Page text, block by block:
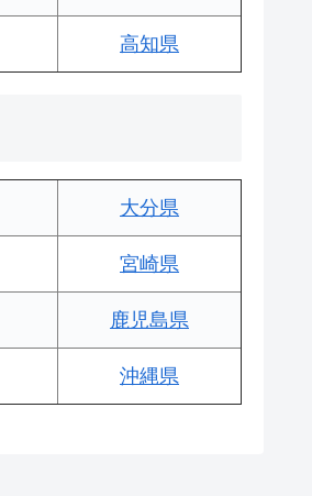
高知県
大分県
宮崎県
鹿児島県
沖縄県